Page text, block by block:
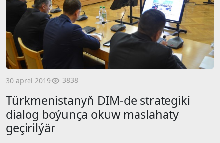
30 aprel 2019 3838
Türkmenistanyň DIM-de strategiki
dialog boýunça okuw maslahaty
geçirilýär